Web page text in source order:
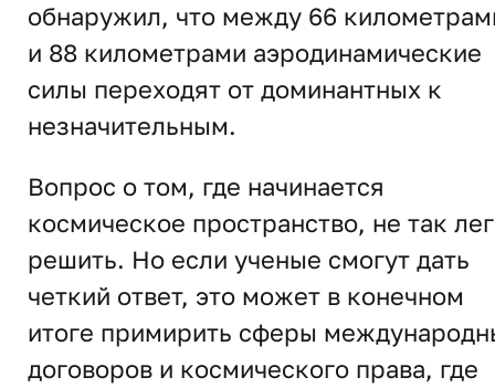
обнаружил, что между 66
и 88 километрами аэродинамические
силы переходят от доминантных к
незначительным.
Вопрос о том, где начинается
космическое пространство, не так
решить. Но если ученые смогут дать
четкий ответ, это может в конечном
итоге примирить сферы
договоров и космического права, где